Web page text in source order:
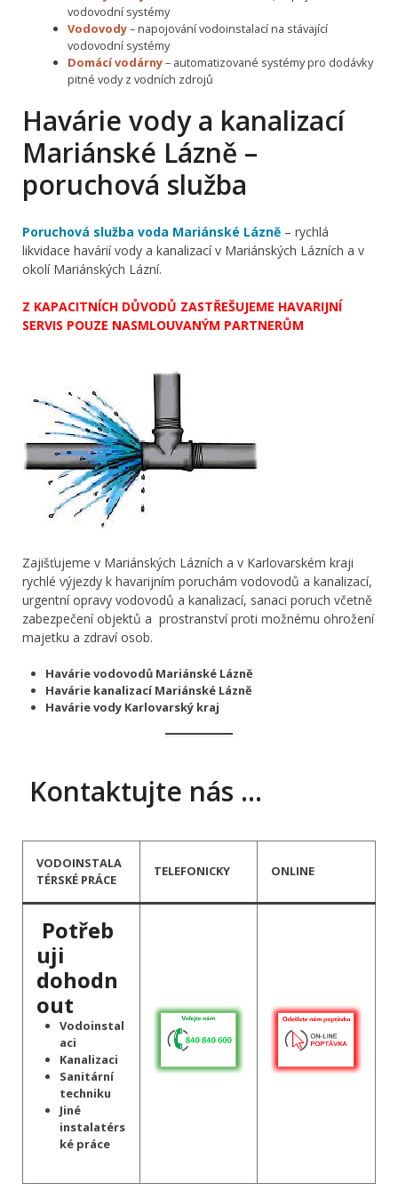
vodovodní systémy
Vodovody– napojování vodoinstalací na stávající
vodovodní systémy
Domácí vodárny– automatizované systémy pro dodávky
pitné vody z vodních zdrojů
Havárie vody a kanalizací
Mariánské Lázně –
poruchová služba
Poruchová služba voda Mariánské Lázně – rychlá
likvidace havárií vody a kanalizací v Mariánských Lázních a v
okolí Mariánských Lázní.
Z KAPACITNÍCH DŮVODŮ ZASTŘEŠUJEME HAVARIJNÍ
SERVIS POUZE NASMLOUVANÝM PARTNERŮM
Zajišťujeme v Mariánských Lázních a v Karlovarském kraji
rychlé výjezdy k havarijním poruchám vodovodů a kanalizací,
urgentní opravy vodovodů a kanalizací, sanaci poruch včetně
zabezpečení objektů a prostranství proti možnému ohrožení
majetku a zdraví osob.
Havárie vodovodů Mariánské Lázně
Havárie kanalizací Mariánské Lázně
Havárie vody Karlovarský kraj
Kontaktujte nás …
VODOINSTALA
TÉRSKÉ PRÁCE
TELEFONICKY ONLINE
Potřeb
uji
dohodn
out
Vodoinstal
aci
Kanalizaci
Sanitární
techniku
Jiné
instalatérs
ké práce